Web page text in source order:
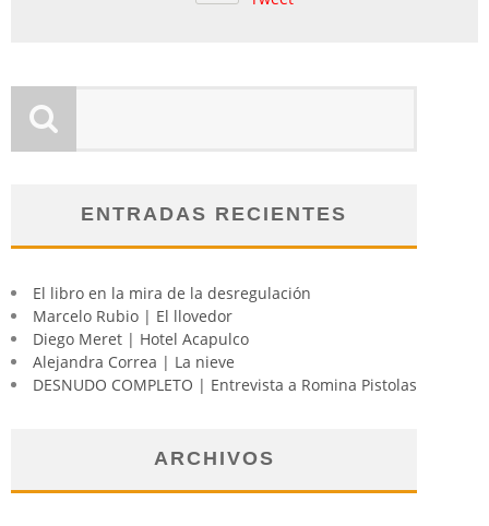
ENTRADAS RECIENTES
El libro en la mira de la desregulación
Marcelo Rubio | El llovedor
Diego Meret | Hotel Acapulco
Alejandra Correa | La nieve
DESNUDO COMPLETO | Entrevista a Romina Pistolas
ARCHIVOS